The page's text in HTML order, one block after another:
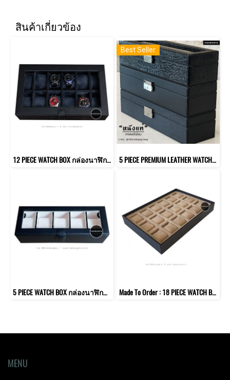
สินค้าเกี่ยวข้อง
12 PIECE WATCH BOX กล่องนาฬิกา 12 เรือน หมอนมาตรฐาน
Best Seller
5 PIECE PREMIUM LEATHER WATCH BOX กล่องนาฬิกาหนังแท้ 5 เรือน (หมอน2ชั้น 2in1) พร้อมกุญแจล็อค
5 PIECE WATCH BOX กล่องนาฬิกา 5 เรือน หมอนมาตรฐาน Made To Order : 18 PIECE WATCH BOX กล่องนาฬิกา / ถาดนาฬิกา 18 เรือน รุ่นหมอนมาตรฐาน ใช้วางโชว์หน้าร้านหรือวางในไอซ์แลนด์ในห้องแต่งตัว
MENU